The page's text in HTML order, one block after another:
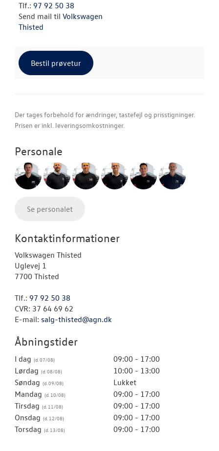
Tlf.: 97 92 50 38
Send mail til Volkswagen
Thisted
Bestil prøvetur
Der tages forbehold for ændringer, tastefejl og prisstigninger.
Prisen er inkl. leveringsomkostninger.
Personale
Se personalet
Kontaktinformationer
Volkswagen Thisted
Uglevej 1
7700 Thisted
Tlf.: 97 92 50 38
CVR: 37 64 69 62
E-mail: salg-thisted@agn.dk
Åbningstider
I dag
09:00 - 17:00
Lørdag
10:00 - 13:00
Søndag
Lukket
Mandag
09:00 - 17:00
Tirsdag
09:00 - 17:00
Onsdag
09:00 - 17:00
Torsdag
09:00 - 17:00